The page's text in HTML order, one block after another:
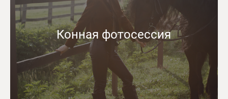
Конная фотосессия